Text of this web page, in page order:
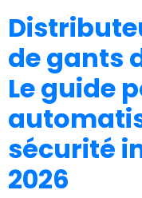
de gants
Le guide
sécurité
2026
certaines
fonctionnalités
disparaîtront
du site Web.
Marketing
En partageant
votre intérêt et